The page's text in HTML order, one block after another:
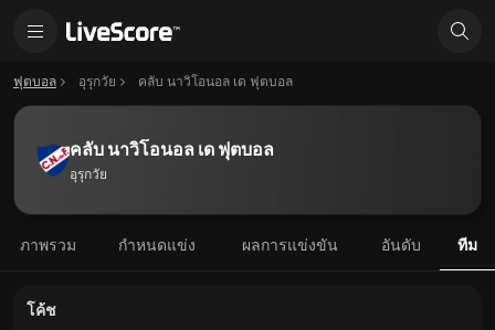
ฟุตบอล อุรุกวัย คลับ นาวิโอนอล เด ฟุตบอล
คลับ นาวิโอนอล เด ฟุตบอล
อุรุกวัย
ภาพรวม กำหนดแข่ง ผลการแข่งขัน อันดับ ทีม
โค้ช